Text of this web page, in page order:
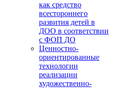
как средство
всестороннего
развития детей в
ДОО в соответствии
с ФОП ДО
Ценностно-
ориентированные
технологии
реализации
художественно-